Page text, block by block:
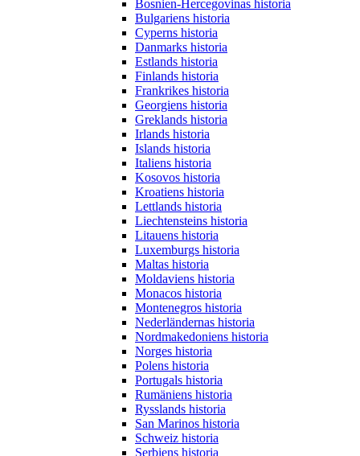
Bosnien-Hercegovinas historia
Bulgariens historia
Cyperns historia
Danmarks historia
Estlands historia
Finlands historia
Frankrikes historia
Georgiens historia
Greklands historia
Irlands historia
Islands historia
Italiens historia
Kosovos historia
Kroatiens historia
Lettlands historia
Liechtensteins historia
Litauens historia
Luxemburgs historia
Maltas historia
Moldaviens historia
Monacos historia
Montenegros historia
Nederländernas historia
Nordmakedoniens historia
Norges historia
Polens historia
Portugals historia
Rumäniens historia
Rysslands historia
San Marinos historia
Schweiz historia
Serbiens historia